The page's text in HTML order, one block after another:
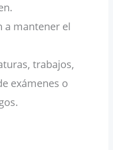
a mantener el
trabajos,
exámenes o